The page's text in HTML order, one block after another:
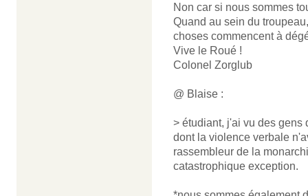
Non car si nous sommes
Quand au sein du
choses commencent à
Vive le Roué !
Colonel Zorglub
@ Blaise :
> étudiant, j'ai vu des gens
dont la violence verbale
rassembleur de la
catastrophique exception.